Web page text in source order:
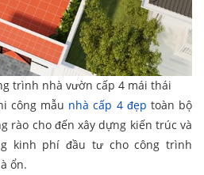
trình nhà vườn cấp 4 mái thái
công mẫu nhà cấp 4 đẹp toàn bộ
rào cho đến xây dựng kiến trúc và
kinh phí đầu tư cho công trình
ổn.